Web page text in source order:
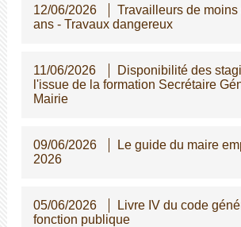
12/06/2026
Travailleurs de moins
ans - Travaux dangereux
11/06/2026
Disponibilité des
l'issue de la formation Secrétaire
Mairie
09/06/2026
Le guide du maire
2026
05/06/2026
Livre IV du code
fonction publique